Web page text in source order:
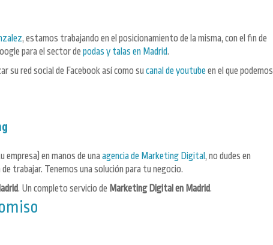
, estamos trabajando en el posicionamiento de la misma, con el fin de
para el sector de podas y talas en Madrid.
su red social de Facebook así como su canal de youtubeen el que podemos
en manos de una agencia de Marketing Digital, no dudes en
trabajar. Tenemos una solución para tu negocio.
. Un completo servicio de Marketing Digital en Madrid.